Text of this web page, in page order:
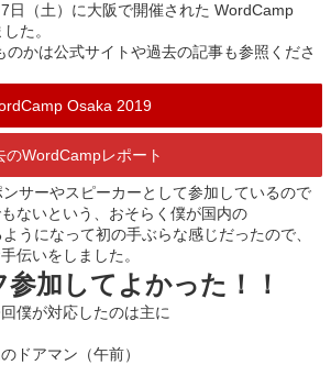
日（土）に大阪で開催された WordCamp
た。
かは公式サイトや過去の記事も参照くださ
Osaka 2019
のWordCampレポート
サーやスピーカーとして参加しているので
ないという、おそらく僕が国内の
うになって初の手ぶらな感じだったので、
伝いをしました。
加してよかった！！
僕が対応したのは主に
ドアマン（午前）